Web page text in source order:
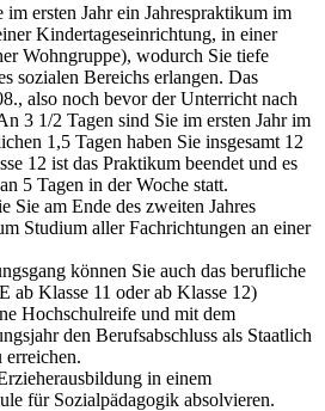
ersten Jahr ein Jahrespraktikum im
Kindertageseinrichtung, in einer
Wohngruppe), wodurch Sie tiefe
sozialen Bereichs erlangen. Das
also noch bevor der Unterricht nach
3 1/2 Tagen sind Sie im ersten Jahr im
1,5 Tagen haben Sie insgesamt 12
12 ist das Praktikum beendet und es
5 Tagen in der Woche statt.
Sie am Ende des zweiten Jahres
Studium aller Fachrichtungen an einer
können Sie auch das berufliche
ab Klasse 11 oder ab Klasse 12)
Hochschulreife und mit dem
den Berufsabschluss als Staatlich
erreichen.
in einem
für Sozialpädagogik absolvieren.